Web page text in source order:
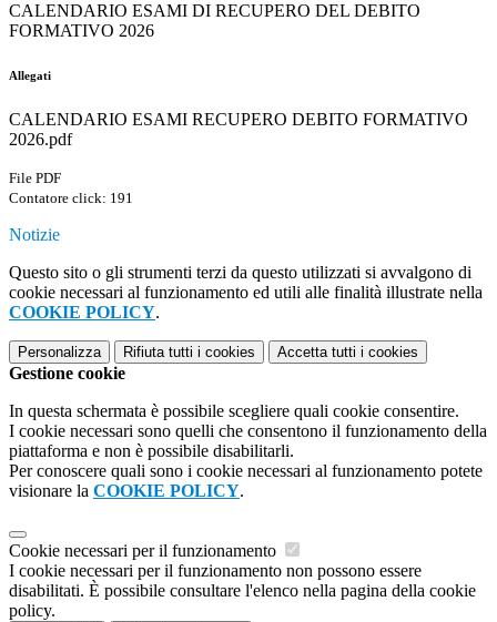
CALENDARIO ESAMI DI RECUPERO DEL DEBITO
FORMATIVO 2026
Allegati
CALENDARIO ESAMI RECUPERO DEBITO FORMATIVO
2026.pdf
File PDF
Contatore click: 191
Notizie
Questo sito o gli strumenti terzi da questo utilizzati si avvalgono di
cookie necessari al funzionamento ed utili alle finalità illustrate nella
COOKIE POLICY.
Personalizza Rifiuta tutti i cookies Accetta tutti i cookies
Gestione cookie
In questa schermata è possibile scegliere quali cookie consentire.
I cookie necessari sono quelli che consentono il funzionamento della
piattaforma e non è possibile disabilitarli.
Per conoscere quali sono i cookie necessari al funzionamento potete
visionare la COOKIE POLICY.
Cookie necessari per il funzionamento
I cookie necessari per il funzionamento non possono essere
disabilitati. È possibile consultare l'elenco nella pagina della cookie
policy.